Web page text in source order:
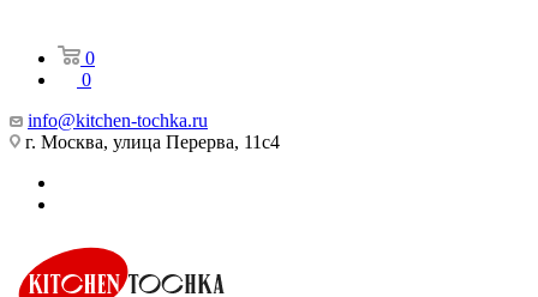
0
0
info@kitchen-tochka.ru
г. Москва, улица Перерва, 11с4